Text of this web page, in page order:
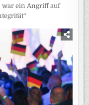
war ein Angriff auf